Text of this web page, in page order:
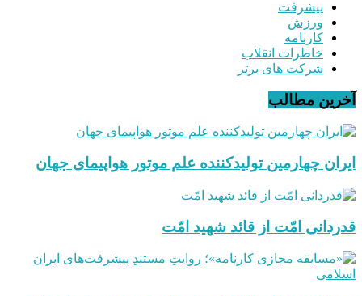
پیشرفت
ورزش
کارنامه
خاطرات انقلاب
شرکت های برتر
آخرین مطالب
ایران چهارمین تولیدکننده علم موتور هواپیمای جهان
قدردانی امّت از قائد شهید امّت